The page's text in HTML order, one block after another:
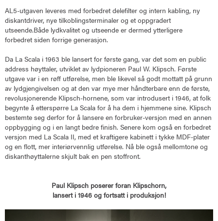
AL5-utgaven leveres med forbedret delefilter og intern kabling, ny
diskantdriver, nye tilkoblingsterminaler og et oppgradert
utseende.Både lydkvalitet og utseende er dermed ytterligere
forbedret siden forrige generasjon.
Da La Scala i 1963 ble lansert for første gang, var det som en public
address høyttaler, utviklet av lydpioneren Paul W. Klipsch. Første
utgave var i en røff utførelse, men ble likevel så godt mottatt på grunn
av lydgjengivelsen og at den var mye mer håndterbare enn de første,
revolusjonerende Klipsch-hornene, som var introdusert i 1946, at folk
begynte å etterspørre La Scala for å ha dem i hjemmene sine. Klipsch
bestemte seg derfor for å lansere en forbruker-versjon med en annen
oppbygging og i en langt bedre finish. Senere kom også en forbedret
versjon med La Scala II, med et kraftigere kabinett i tykke MDF-plater
og en flott, mer interiørvennlig utførelse. Nå ble også mellomtone og
diskanthøyttalerne skjult bak en pen stoffront.
Paul Klipsch poserer foran Klipschorn,
lansert i 1946 og fortsatt i produksjon!